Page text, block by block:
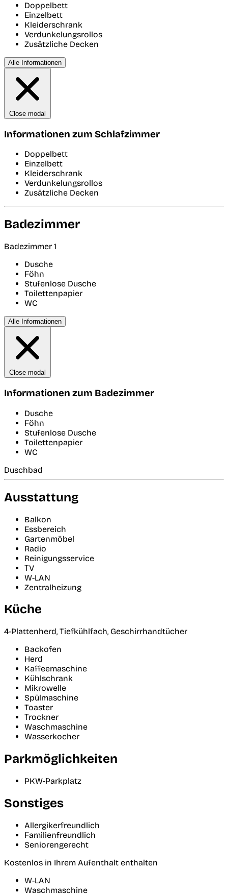
Doppelbett
Einzelbett
Kleiderschrank
Verdunkelungsrollos
Zusätzliche Decken
Alle Informationen
Close modal
Informationen zum Schlafzimmer
Doppelbett
Einzelbett
Kleiderschrank
Verdunkelungsrollos
Zusätzliche Decken
Badezimmer
Badezimmer 1
Dusche
Föhn
Stufenlose Dusche
Toilettenpapier
WC
Alle Informationen
Close modal
Informationen zum Badezimmer
Dusche
Föhn
Stufenlose Dusche
Toilettenpapier
WC
Duschbad
Ausstattung
Balkon
Essbereich
Gartenmöbel
Radio
Reinigungsservice
TV
W-LAN
Zentralheizung
Küche
4-Plattenherd, Tiefkühlfach, Geschirrhandtücher
Backofen
Herd
Kaffeemaschine
Kühlschrank
Mikrowelle
Spülmaschine
Toaster
Trockner
Waschmaschine
Wasserkocher
Parkmöglichkeiten
PKW-Parkplatz
Sonstiges
Allergikerfreundlich
Familienfreundlich
Seniorengerecht
Kostenlos in Ihrem Aufenthalt enthalten
W-LAN
Waschmaschine